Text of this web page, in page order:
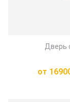
Дверь
от